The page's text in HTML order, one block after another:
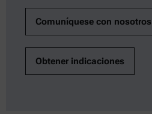
Comuníquese con nosotros
Obtener indicaciones